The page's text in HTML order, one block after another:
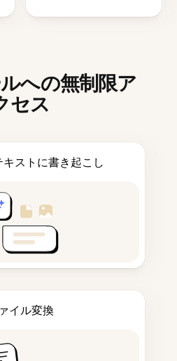
への無制限ア
セス
ストに書き起こし
イル変換